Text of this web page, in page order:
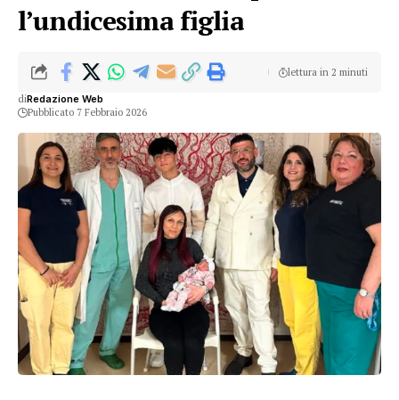
l’undicesima figlia
diRedazione Web
Pubblicato 7 Febbraio 2026
lettura in 2 minuti